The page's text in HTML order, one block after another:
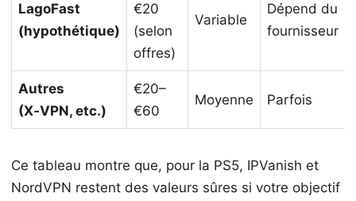
LagoFast
(hypothétique)
€20
(selon
offres)
Variable
Dépend du
fournisseur
Autres
(X‑VPN, etc.)
€20–
€60
Moyenne Parfois
Ce tableau montre que, pour la PS5, IPVanish et
NordVPN restent des valeurs sûres si votre objectif